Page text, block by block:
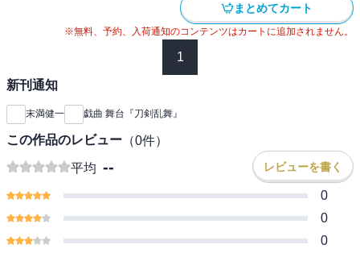
まとめてカート
※無料、予約、入荷通知のコンテンツはカートに追加されません。
1
新刊通知
末満健一 戯曲 舞台『刀剣乱舞』
この作品のレビュー （0件）
平均 -- レビューを書く
0
0
0